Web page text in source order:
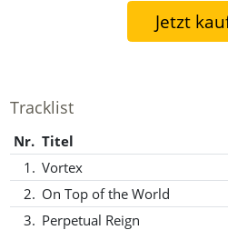
Jetzt
Tracklist
Nr. Titel
1. Vortex
2. On Top of the World
3. Perpetual Reign